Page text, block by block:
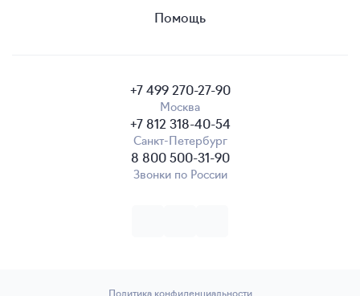
Помощь
+7 499 270-27-90
Москва
+7 812 318-40-54
Санкт-Петербург
8 800 500-31-90
Звонки по России
Политика конфиденциальности